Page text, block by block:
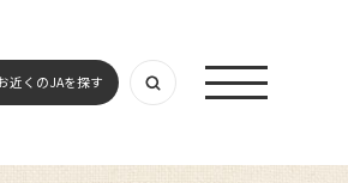
近くのJAを探す